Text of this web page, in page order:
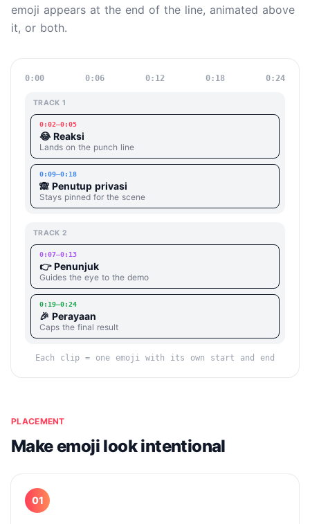
emoji appears at the end of the line, animated above
it, or both.
0:00 0:06 0:12 0:18 0:24
TRACK 1
0:02–0:05
😂Reaksi
Lands on the punch line
0:09–0:18
🙈 Penutup privasi
Stays pinned for the scene
TRACK 2
0:07–0:13
👉Penunjuk
Guides the eye to the demo
0:19–0:24
🎉 Perayaan
Caps the final result
Each clip = one emoji with its own start and end
PLACEMENT
Make emoji look intentional
01